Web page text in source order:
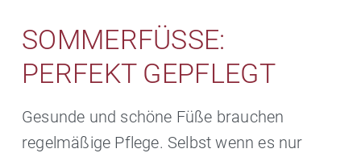
SOMMERFÜSSE: P
ERFEKT GEPFLEGT
Gesunde und schöne Füße brauchen
regelmäßige Pflege. Selbst wenn es nur